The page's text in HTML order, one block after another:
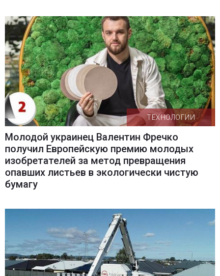
ТЕХНОЛОГИИ
Молодой украинец Валентин Фречко
получил Европейскую премию молодых
изобретателей за метод превращения
опавших листьев в экологически чистую
бумагу